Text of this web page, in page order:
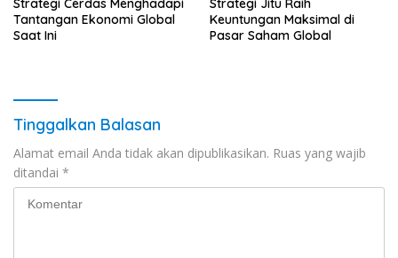
Strategi Cerdas Menghadapi
Tantangan Ekonomi Global
Saat Ini
Strategi Jitu Raih
Keuntungan Maksimal di
Pasar Saham Global
Tinggalkan Balasan
Alamat email Anda tidak akan dipublikasikan. Ruas yang wajib
ditandai *